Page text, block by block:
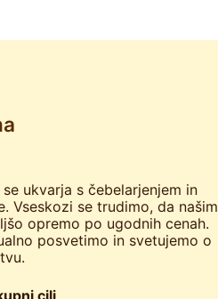
ukvarja s čebelarjenjem in
Vseskozi se trudimo, da našim
opremo po ugodnih cenah.
posvetimo in svetujemo o